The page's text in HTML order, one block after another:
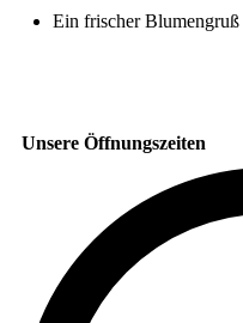
Ein frischer Blumengruß
Unsere Öffnungszeiten